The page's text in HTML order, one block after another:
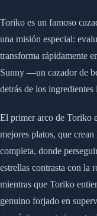
Toriko es un famoso
una misión especial:
transforma rápidamente
Sunny —un cazador de
detrás de los
El primer arco de Toriko
mejores platos, que
completa, donde
estrellas contrasta con la
mientras que Toriko
genuino forjado en